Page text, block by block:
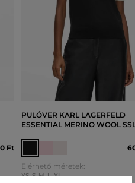
Ft
PULÓVER KARL LAGERFELD
ESSENTIAL MERINO WOOL
Elérhető méretek:
XS, S, M, L, XL